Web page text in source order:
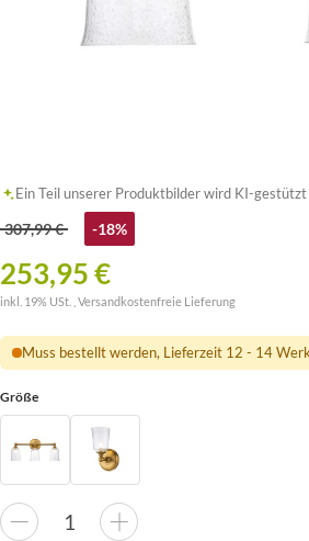
Ein Teil unserer Produktbilder wird KI-
307,99 € -18%
253,95 €
inkl. 19% USt. , Versandkostenfreie Lieferung
Muss bestellt werden, Lieferzeit 12 - 14
Größe